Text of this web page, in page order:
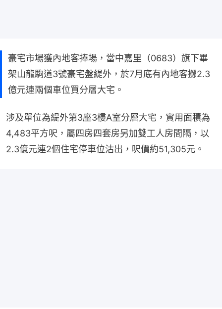
豪宅市場獲內地客捧場，當中嘉里（0683）旗下畢
架山龍駒道3號豪宅盤緹外，於7月底有內地客擲2.3
億元連兩個車位買分層大宅。
涉及單位為緹外第3座3樓A室分層大宅，實用面積為
4,483平方呎，屬四房四套房另加雙工人房間隔，以
2.3億元連2個住宅停車位沽出，呎價約51,305元。